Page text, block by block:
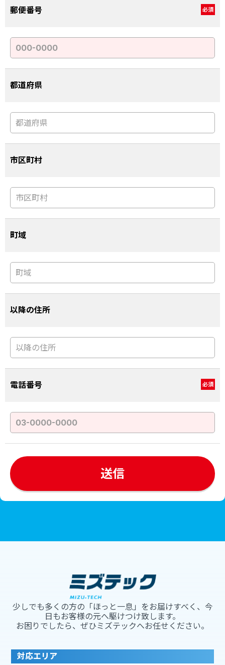
郵便番号 必須
都道府県
市区町村
町域
以降の住所
電話番号 必須
少しでも多くの方の「ほっと一息」をお届けすべく、今
日もお客様の元へ駆けつけ致します。
お困りでしたら、ぜひミズテックへお任せください。
対応エリア